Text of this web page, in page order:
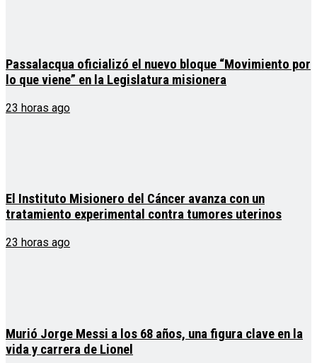
Passalacqua oficializó el nuevo bloque “Movimiento por
lo que viene” en la Legislatura misionera
23 horas ago
El Instituto Misionero del Cáncer avanza con un
tratamiento experimental contra tumores uterinos
23 horas ago
Murió Jorge Messi a los 68 años, una figura clave en la
vida y carrera de Lionel